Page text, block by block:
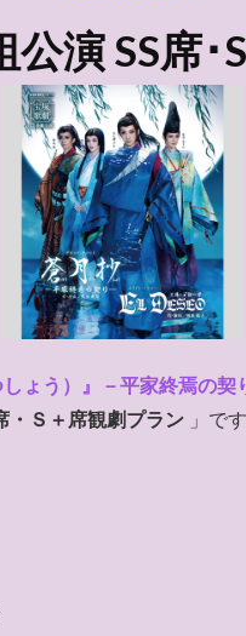
公演 SS席
しょう）』－平家終焉の契
・Ｓ＋席観劇プラン 」です